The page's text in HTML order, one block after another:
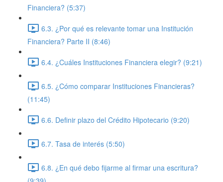
Financiera? (5:37)
6.3. ¿Por qué es relevante tomar una Institución
Financiera? Parte II (8:46)
6.4. ¿Cuáles Instituciones Financiera elegir? (9:21)
6.5. ¿Cómo comparar Instituciones Financieras?
(11:45)
6.6. Definir plazo del Crédito Hipotecario (9:20)
6.7. Tasa de interés (5:50)
6.8. ¿En qué debo fijarme al firmar una escritura?